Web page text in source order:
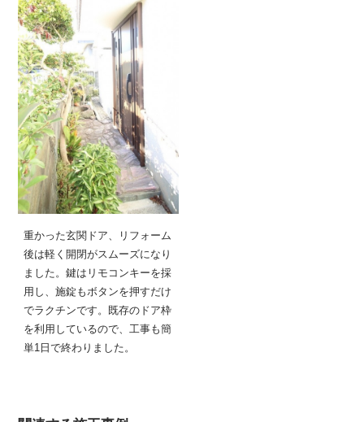
重かった玄関ドア、リフォーム
後は軽く開閉がスムーズになり
ました。鍵はリモコンキーを採
用し、施錠もボタンを押すだけ
でラクチンです。既存のドア枠
を利用しているので、工事も簡
単1日で終わりました。